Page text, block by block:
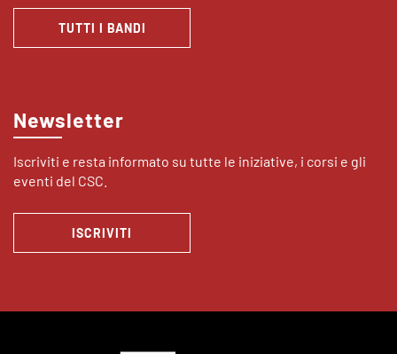
TUTTI I BANDI
Newsletter
Iscriviti e resta informato su tutte le iniziative, i corsi e gli
eventi del CSC.
ISCRIVITI